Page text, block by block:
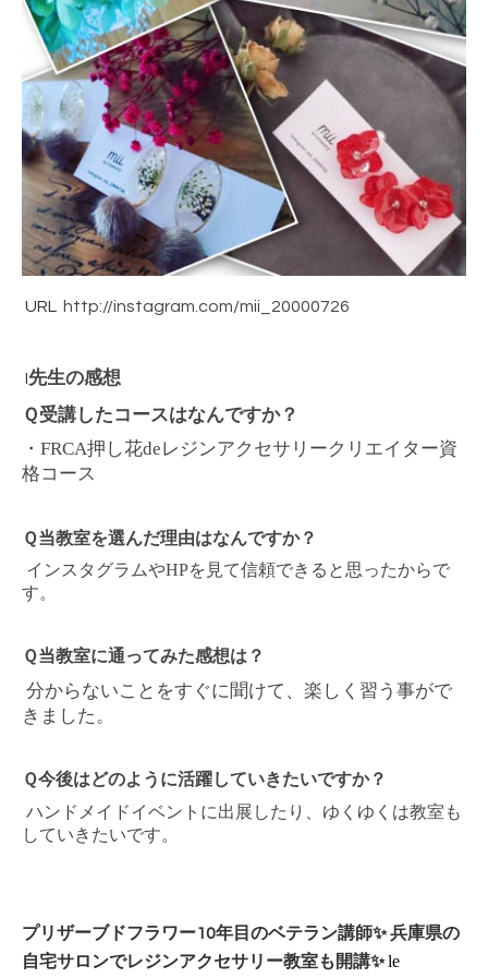
URL http://instagram.com/mii_20000726
I先生の感想
Ｑ受講したコースはなんですか？
・ FRCA押し花deレジンアクセサリークリエイター資
格コース
Ｑ当教室を選んだ理由はなんですか？
インスタグラムやHPを見て信頼できると思ったからで
す。
Ｑ当教室に通ってみた感想は？
分からないことをすぐに聞けて、楽しく習う事がで
きました。
Ｑ今後はどのように活躍していきたいですか？
ハンドメイドイベントに出展したり、ゆくゆくは教室も
していきたいです。
プリザーブドフラワー10年目のベテラン講師✨ 兵庫県の
自宅サロンでレジンアクセサリー教室も開講✨le